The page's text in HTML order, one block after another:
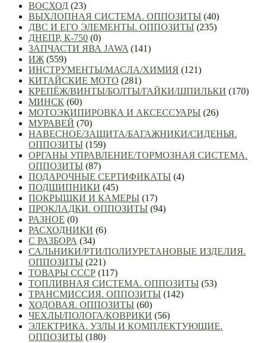
ВОСХОД (23)
ВЫХЛОПНАЯ СИСТЕМА. ОППОЗИТЫ (40)
ДВС И ЕГО ЭЛЕМЕНТЫ. ОППОЗИТЫ (235)
ДНЕПР, К-750 (0)
ЗАПЧАСТИ ЯВА JAWA (141)
ИЖ (559)
ИНСТРУМЕНТЫ/МАСЛА/ХИМИЯ (121)
КИТАЙСКИЕ МОТО (281)
КРЕПЁЖ/ВИНТЫ/БОЛТЫ/ГАЙКИ/ШПИЛЬКИ (170)
МИНСК (60)
МОТОЭКИПИРОВКА И АКСЕССУАРЫ (26)
МУРАВЕЙ (70)
НАВЕСНОЕ/ЗАЩИТА/БАГАЖНИКИ/СИДЕНЬЯ.
ОППОЗИТЫ (159)
ОРГАНЫ УПРАВЛЕНИЕ/ТОРМОЗНАЯ СИСТЕМА.
ОППОЗИТЫ (87)
ПОДАРОЧНЫЕ СЕРТИФИКАТЫ (4)
ПОДШИПНИКИ (45)
ПОКРЫШКИ И КАМЕРЫ (17)
ПРОКЛАДКИ. ОППОЗИТЫ (94)
РАЗНОЕ (0)
РАСХОДНИКИ (6)
С РАЗБОРА (34)
САЛЬНИКИ/РТИ/ПОЛИУРЕТАНОВЫЕ ИЗДЕЛИЯ.
ОППОЗИТЫ (221)
ТОВАРЫ СССР (117)
ТОПЛИВНАЯ СИСТЕМА. ОППОЗИТЫ (53)
ТРАНСМИССИЯ. ОППОЗИТЫ (142)
ХОДОВАЯ. ОППОЗИТЫ (60)
ЧЕХЛЫ/ПОЛОГА/КОВРИКИ (56)
ЭЛЕКТРИКА. УЗЛЫ И КОМПЛЕКТУЮЩИЕ.
ОППОЗИТЫ (180)